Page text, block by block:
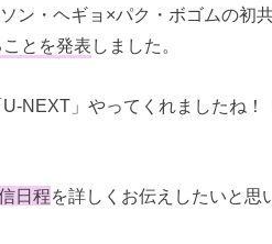
ソン・ヘギョ×パク・ボゴムの初
とを発表 しました。
NEXT」やってくれましたね！
日程を詳しくお伝えしたいと思